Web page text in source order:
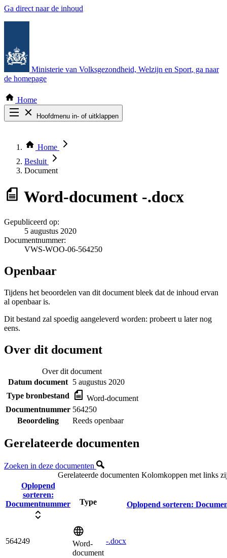
Ga direct naar de inhoud
Ministerie van Volksgezondheid, Welzijn en Sport, ga naar
de homepage
Home
Hoofdmenu in- of uitklappen
Thema COVID-19
Bekijk per bestuursorgaan
Home
Besluit
Document
Word-document -.docx
Gepubliceerd op:
5 augustus 2020
Documentnummer:
VWS-WOO-06-564250
Openbaar
Tijdens het beoordelen van dit document bleek dat de inhoud ervan
al openbaar is.
Dit bestand zal spoedig aangeleverd worden: probeert u later nog
eens.
Over dit document
Over dit document
Datum document 5 augustus 2020
Type bronbestand
Word-document
Documentnummer 564250
Beoordeling
Reeds openbaar
Gerelateerde documenten
Zoeken in deze documenten
Gerelateerde documenten Kolomkoppen met links
Oplopend
sorteren:
Documentnummer
Type Oplopend sorteren:
564249
Word-
document
-.docx